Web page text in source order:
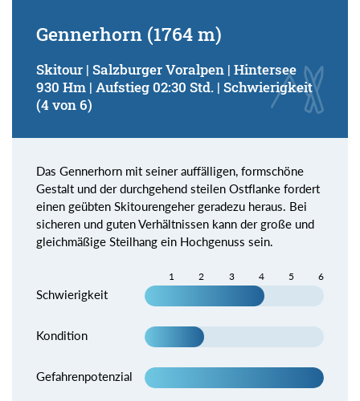
Gennerhorn (1764 m)
Skitour | Salzburger Voralpen | Hintersee
930 Hm | Aufstieg 02:30 Std. | Schwierigkeit
(4 von 6)
Das Gennerhorn mit seiner auffälligen, formschöne
Gestalt und der durchgehend steilen Ostflanke fordert
einen geübten Skitourengeher geradezu heraus. Bei
sicheren und guten Verhältnissen kann der große und
gleichmäßige Steilhang ein Hochgenuss sein.
1 2 3 4 5 6
Schwierigkeit
Kondition
Gefahrenpotenzial